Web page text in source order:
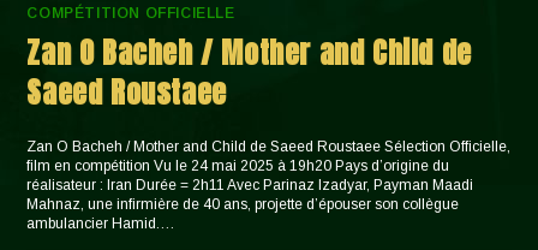
COMPÉTITION OFFICIELLE
Zan O Bacheh / Mother and Child de
Saeed Roustaee
Zan O Bacheh / Mother and Child de Saeed Roustaee Sélection Officielle,
film en compétition Vu le 24 mai 2025 à 19h20 Pays d’origine du
réalisateur : Iran Durée = 2h11 Avec Parinaz Izadyar, Payman Maadi
Mahnaz, une infirmière de 40 ans, projette d’épouser son collègue
ambulancier Hamid.…